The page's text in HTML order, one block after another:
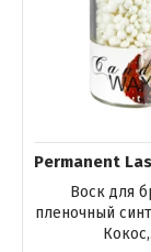
Воск для
пленочный